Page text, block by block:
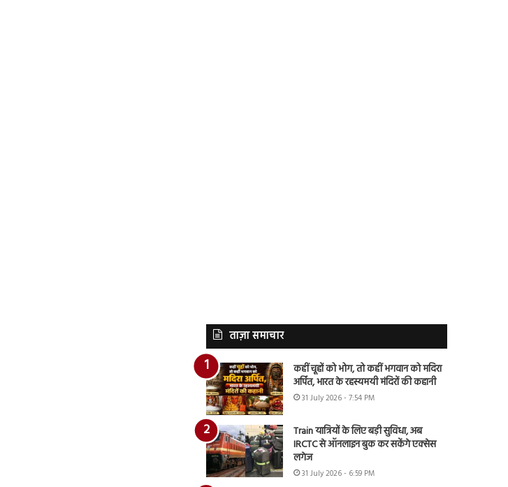
ताज़ा समाचार
कहीं चूहों को भोग, तो कहीं भगवान को मदिरा
अर्पित, भारत के रहस्यमयी मंदिरों की कहानी
31 July 2026 - 7:54 PM
Train यात्रियों के लिए बड़ी सुविधा, अब
IRCTC से ऑनलाइन बुक कर सकेंगे एक्सेस
लगेज
31 July 2026 - 6:59 PM